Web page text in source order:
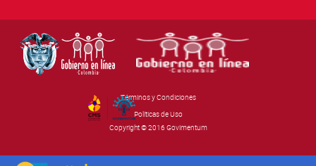
Términos y Condiciones
Políticas de Uso
Copyright © 2016 Govimentum
By Govimentum